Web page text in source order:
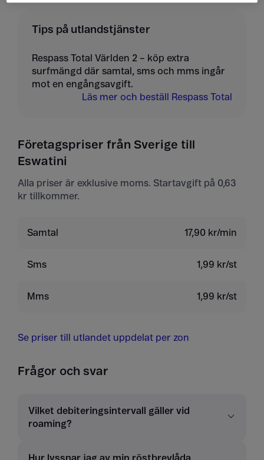
Tips på utlandstjänster
Respass Total Världen 2 – köp extra
surfmängd där samtal, sms och mms ingår
mot en engångsavgift.
Läs mer och beställ Respass Total
Företagspriser från Sverige till
Eswatini
Alla priser är exklusive moms. Startavgift på 0,63
kr tillkommer.
Samtal 17,90 kr/min
Sms 1,99 kr/st
Mms 1,99 kr/st
Se priser till utlandet uppdelat per zon
Frågor och svar
Vilket debiteringsintervall gäller vid
roaming?
Hur lyssnar jag av min röstbrevlåda